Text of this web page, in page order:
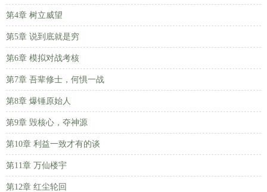
第4章 树立威望
第5章 说到底就是穷
第6章 模拟对战考核
第7章 吾辈修士，何惧一战
第8章 爆锤原始人
第9章 毁核心，夺神源
第10章 利益一致才有的谈
第11章 万仙楼宇
第12章 红尘轮回